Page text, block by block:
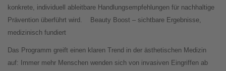
konkrete, individuell ableitbare Handlungsempfehlungen für nachhaltige
Prävention überführt wird.
Beauty Boost – sichtbare Ergebnisse,
medizinisch fundiert
Das Programm greift einen klaren Trend in der ästhetischen Medizin
auf: Immer mehr Menschen wenden sich von invasiven Eingriffen ab